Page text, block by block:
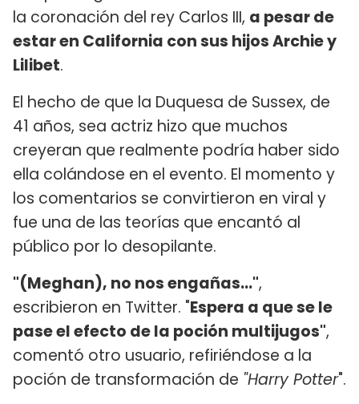
la coronación del rey Carlos III, a pesar de
estar en California con sus hijos Archie y
Lilibet.
El hecho de que la Duquesa de Sussex, de
41 años, sea actriz hizo que muchos
creyeran que realmente podría haber sido
ella colándose en el evento. El momento y
los comentarios se convirtieron en viral y
fue una de las teorías que encantó al
público por lo desopilante.
"(Meghan), no nos engañas...",
escribieron en Twitter. "Espera a que se le
pase el efecto de la poción multijugos",
comentó otro usuario, refiriéndose a la
poción de transformación de "Harry Potter".